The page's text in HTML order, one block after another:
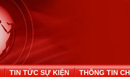
TIN TỨC SỰ KIỆN THÔNG TIN